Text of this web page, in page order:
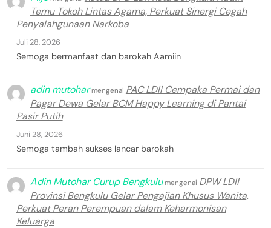
Temu Tokoh Lintas Agama, Perkuat Sinergi Cegah
Penyalahgunaan Narkoba
Juli 28, 2026
Semoga bermanfaat dan barokah Aamiin
adin mutoharmengenai PAC LDII Cempaka Permai dan
Pagar Dewa Gelar BCM Happy Learning di Pantai
Pasir Putih
Juni 28, 2026
Semoga tambah sukses lancar barokah
Adin Mutohar Curup Bengkulumengenai DPW LDII
Provinsi Bengkulu Gelar Pengajian Khusus Wanita,
Perkuat Peran Perempuan dalam Keharmonisan
Keluarga